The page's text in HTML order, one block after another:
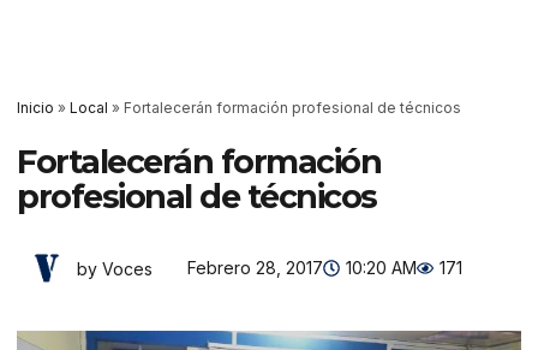
Inicio » Local » Fortalecerán formación profesional de técnicos
Fortalecerán formación
profesional de técnicos
by Voces Febrero 28, 2017 10:20 AM 171